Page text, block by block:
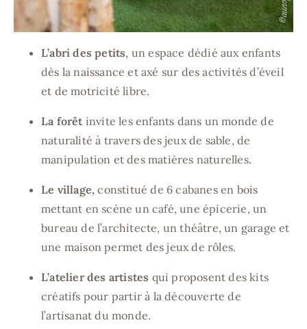
L’abri des petits, un espace dédié aux enfants
dès la naissance et axé sur des activités d’éveil
et de motricité libre.
La forêtinvite les enfants dans un monde de
naturalité à travers des jeux de sable, de
manipulation et des matières naturelles.
Le village, constitué de 6 cabanes en bois
mettant en scène un café, une épicerie, un
bureau de l’architecte, un théâtre, un garage et
une maison permet des jeux de rôles.
L’atelier des artistes qui proposent des kits
créatifs pour partir à la découverte de
l’artisanat du monde.